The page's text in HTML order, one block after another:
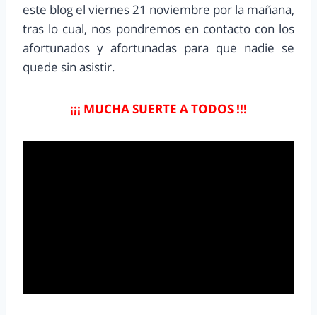
este blog el viernes 21 noviembre por la mañana,
tras lo cual, nos pondremos en contacto con los
afortunados y afortunadas para que nadie se
quede sin asistir.
¡¡¡ MUCHA SUERTE A TODOS !!!